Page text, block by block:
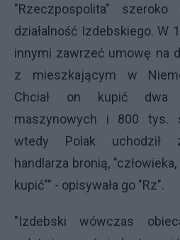
"Rzeczpospolita" szeroko
działalność Izdebskiego. W
innymi zawrzeć umowę na
z mieszkającym w
Chciał on kupić dwa
maszynowych i 800 tys.
wtedy Polak uchodził
handlarza bronią,
kupić"" - opisywała go "Rz".
"Izdebski wówczas